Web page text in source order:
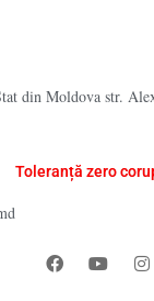
din Moldova str.
Toleranță zero